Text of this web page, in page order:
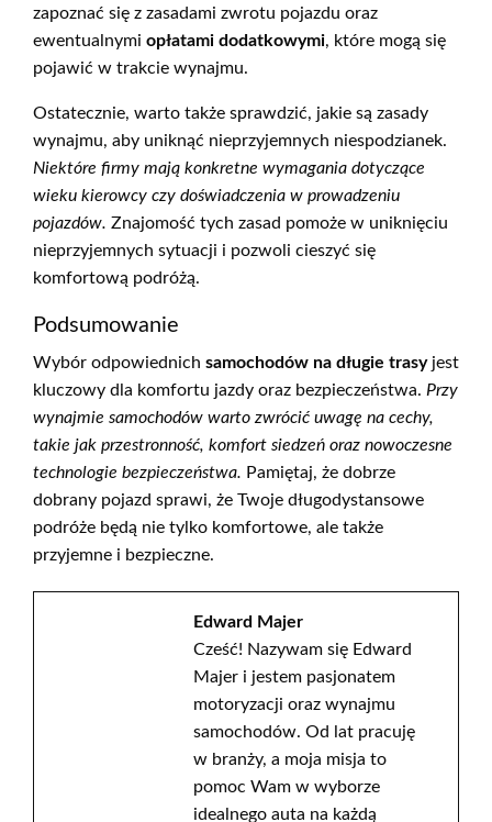
zapoznać się z zasadami zwrotu pojazdu oraz
ewentualnymi opłatami dodatkowymi, które mogą się
pojawić w trakcie wynajmu.
Ostatecznie, warto także sprawdzić, jakie są zasady
wynajmu, aby uniknąć nieprzyjemnych niespodzianek.
Niektóre firmy mają konkretne wymagania dotyczące
wieku kierowcy czy doświadczenia w prowadzeniu
pojazdów. Znajomość tych zasad pomoże w uniknięciu
nieprzyjemnych sytuacji i pozwoli cieszyć się
komfortową podróżą.
Podsumowanie
Wybór odpowiednich samochodów na długie trasyjest
kluczowy dla komfortu jazdy oraz bezpieczeństwa. Przy
wynajmie samochodów warto zwrócić uwagę na cechy,
takie jak przestronność, komfort siedzeń oraz nowoczesne
technologie bezpieczeństwa. Pamiętaj, że dobrze
dobrany pojazd sprawi, że Twoje długodystansowe
podróże będą nie tylko komfortowe, ale także
przyjemne i bezpieczne.
Edward Majer
Cześć! Nazywam się Edward
Majer i jestem pasjonatem
motoryzacji oraz wynajmu
samochodów. Od lat pracuję
w branży, a moja misja to
pomoc Wam w wyborze
idealnego auta na każdą